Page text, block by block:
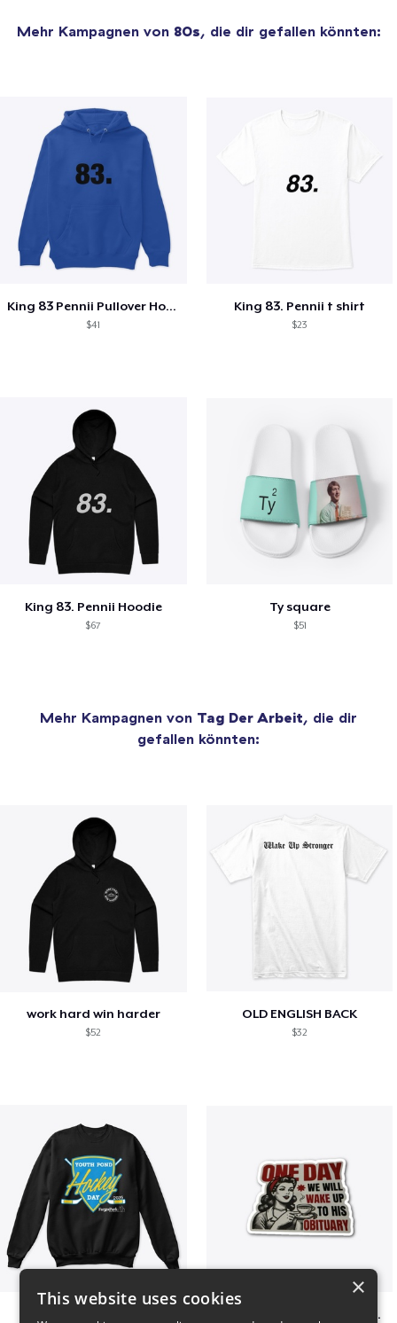
Mehr Kampagnen von 80s, die dir gefallen könnten:
King 83 Pennii Pullover Hoodie
$41
King 83. Pennii t shirt
$23
King 83. Pennii Hoodie
$67
Ty square
$51
Mehr Kampagnen von Tag Der Arbeit, die dir
gefallen könnten:
work hard win harder
$52
OLD ENGLISH BACK
$32
ONE DAY WE WILL WAKE UP TO HIS OBITUARY
×
This website uses cookies